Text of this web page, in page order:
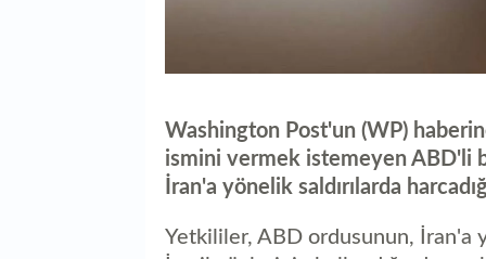
Washington Post'un (WP)
ismini vermek istemeyen ABD'li
İran'a yönelik saldırılarda
Yetkililer, ABD ordusunun, İran'a